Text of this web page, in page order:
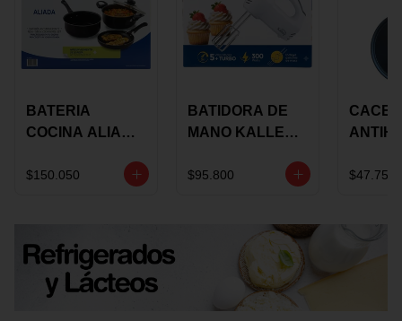
BATERIA
COCINA ALIADA
PIEZAS
$150.050
BATIDORA DE
MANO KALLEY
VELOCIDADES
$95.800
TAPA
$47.750